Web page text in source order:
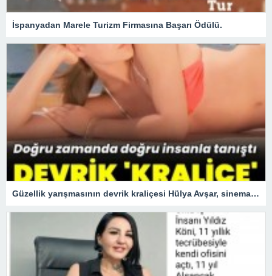
İspanyadan Marele Turizm Firmasına Başarı Ödülü.
Güzellik yarışmasının devrik kraliçesi Hülya Avşar, sinemanın kraliçesi oldu.